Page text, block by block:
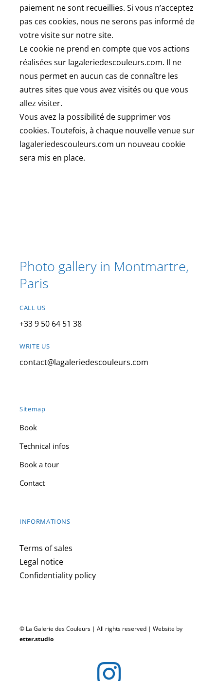
paiement ne sont recueillies. Si vous n’acceptez
pas ces cookies, nous ne serons pas informé de
votre visite sur notre site.
Le cookie ne prend en compte que vos actions
réalisées sur lagaleriedescouleurs.com. Il ne
nous permet en aucun cas de connaître les
autres sites que vous avez visités ou que vous
allez visiter.
Vous avez la possibilité de supprimer vos
cookies. Toutefois, à chaque nouvelle venue sur
lagaleriedescouleurs.com un nouveau cookie
sera mis en place.
Photo gallery in Montmartre,
Paris
CALL US
+33 9 50 64 51 38
WRITE US
contact@lagaleriedescouleurs.com
Sitemap
Book
Technical infos
Book a tour
Contact
INFORMATIONS
Terms of sales
Legal notice
Confidentiality policy
© La Galerie des Couleurs | All rights reserved | Website by
etter.studio